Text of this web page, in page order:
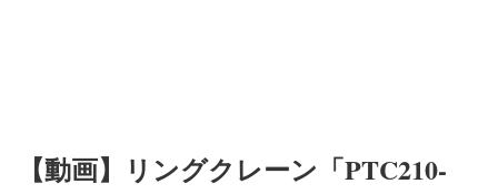
【動画】リングクレーン「PTC210-